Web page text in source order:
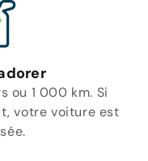
ou 1 000 km. Si
votre voiture est